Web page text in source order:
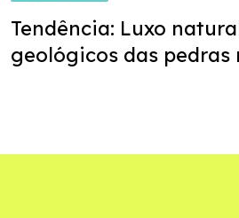
Tendência: Luxo
geológicos das pedras